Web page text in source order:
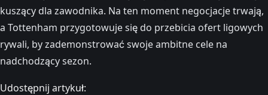
kuszący dla zawodnika. Na ten moment negocjacje trwają,
a Tottenham przygotowuje się do przebicia ofert ligowych
rywali, by zademonstrować swoje ambitne cele na
nadchodzący sezon.
Udostępnij artykuł: